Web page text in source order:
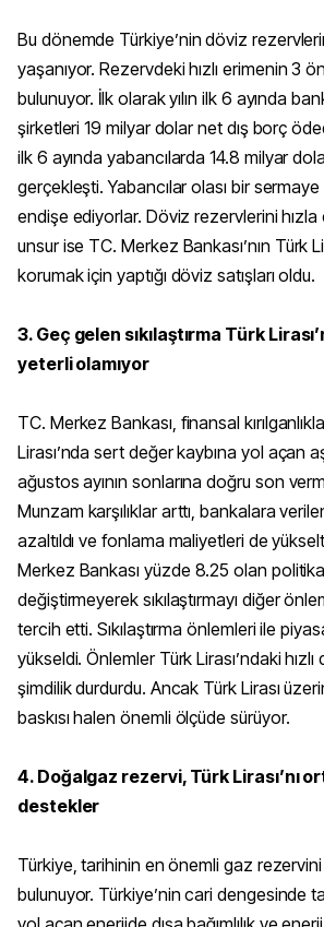
Bu dönemde Türkiye’nin döviz
yaşanıyor. Rezervdeki hızlı erimenin 3
bulunuyor. İlk olarak yılın ilk 6 ayında
şirketleri 19 milyar dolar net dış borç
ilk 6 ayında yabancılarda 14.8 milyar
gerçekleşti. Yabancılar olası bir
endişe ediyorlar. Döviz rezervlerini
unsur ise TC. Merkez Bankası’nın Türk
korumak için yaptığı döviz satışları oldu.
3. Geç gelen sıkılaştırma Türk
yeterli olamıyor
TC. Merkez Bankası, finansal
Lirası’nda sert değer kaybına yol açan
ağustos ayının sonlarına doğru son
Munzam karşılıklar arttı, bankalara
azaltıldı ve fonlama maliyetleri de
Merkez Bankası yüzde 8.25 olan
değiştirmeyerek sıkılaştırmayı diğer
tercih etti. Sıkılaştırma önlemleri ile
yükseldi. Önlemler Türk Lirası’ndaki hızlı
şimdilik durdurdu. Ancak Türk Lirası
baskısı halen önemli ölçüde sürüyor.
4. Doğalgaz rezervi, Türk Lirası’nı
destekler
Türkiye, tarihinin en önemli gaz
bulunuyor. Türkiye’nin cari dengesinde